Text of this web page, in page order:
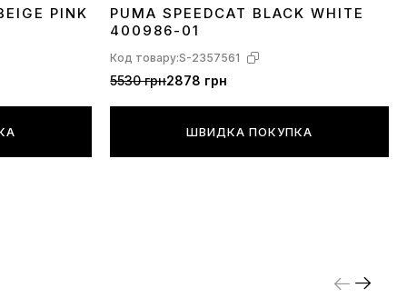
PINK 36373839 40414243 4445
PUMA SPEEDCAT BLACK WHITE
400986-01
Код товару:S-2357561
5530 грн2878 грн
ШВИДКА ПОКУПКА